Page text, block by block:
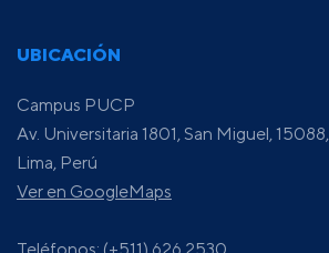
UBICACIÓN
Campus PUCP
Av. Universitaria 1801, San Miguel, 15088,
Lima, Perú
Ver en GoogleMaps
Teléfonos: (+511) 626 2530